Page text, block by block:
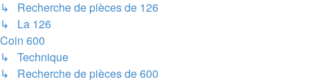
↳ Recherche de pièces de 126
↳ La 126
Coin 600
↳ Technique
↳ Recherche de pièces de 600